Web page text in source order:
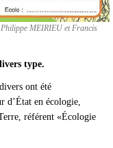
MEIRIEU et Francis
type.
ont été
d’État en écologie,
référent «Écologie